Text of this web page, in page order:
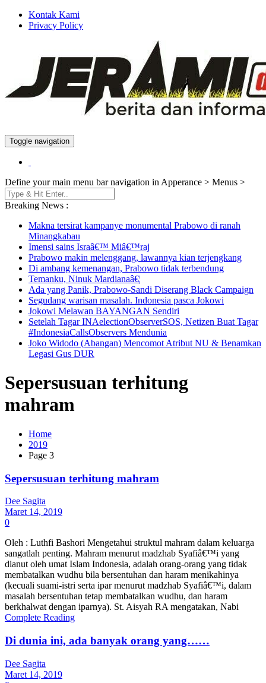
Kontak Kami
Privacy Policy
Jeramidotinfo
Berita dan Informasi Terkini
Toggle navigation
Define your main menu bar navigation in Apperance > Menus >
Breaking News :
Makna tersirat kampanye monumental Prabowo di ranah
Minangkabau
Imensi sains Israâ€™ Miâ€™raj
Prabowo makin melenggang, lawannya kian terjengkang
Di ambang kemenangan, Prabowo tidak terbendung
Temanku, Ninuk Mardianaâ€¦
Ada yang Panik, Prabowo-Sandi Diserang Black Campaign
Segudang warisan masalah. Indonesia pasca Jokowi
Jokowi Melawan BAYANGAN Sendiri
Setelah Tagar INAelectionObserverSOS, Netizen Buat Tagar
#IndonesiaCallsObservers Mendunia
Joko Widodo (Abangan) Mencomot Atribut NU & Benamkan
Legasi Gus DUR
Sepersusuan terhitung
mahram
Home
2019
Page 3
Sepersusuan terhitung mahram
Dee Sagita
Maret 14, 2019
0
Oleh : Luthfi Bashori Mengetahui struktul mahram dalam keluarga
sangatlah penting. Mahram menurut madzhab Syafiâ€™i yang
dianut oleh umat Islam Indonesia, adalah orang-orang yang tidak
membatalkan wudhu bila bersentuhan dan haram menikahinya
(kecuali suami-istri serta ipar menurut madzhab Syafiâ€™i, dalam
masalah bersentuhan tetap membatalkan wudhu, dan haram
berkhalwat dengan iparnya). St. Aisyah RA mengatakan, Nabi
Complete Reading
Di dunia ini, ada banyak orang yang……
Dee Sagita
Maret 14, 2019